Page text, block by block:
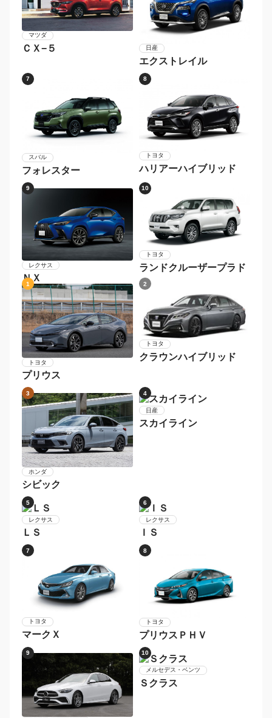
マツダ
日産
エクストレイル
スバル
フォレスター
トヨタ
レクサス
ＮＸ
トヨタ
ランドクルーザープラド
トヨタ
プリウス
トヨタ
3
ホンダ
シビック
4
スカイライン
5
レクサス
ＬＳ
6
レクサス
ＩＳ
7
トヨタ
マークＸ
8